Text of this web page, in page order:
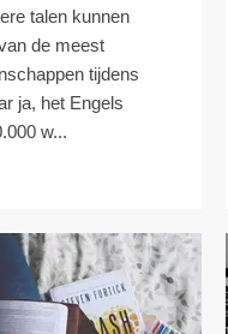
talen kunnen
de meest
tijdens
ja, het Engels
w...